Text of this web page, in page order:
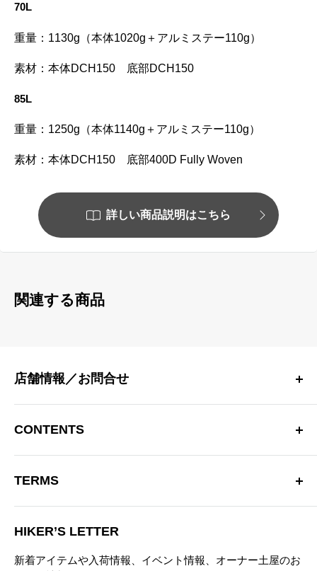
70L
重量： 1130g（本体1020g＋アルミステー110g）
素材： 本体DCH150 底部DCH150
85L
重量：1250g（本体1140g＋アルミステー110g）
素材： 本体DCH150 底部400D Fully Woven
詳しい商品説明はこちら
関連する商品
店舗情報／お問合せ
ョン2F
OPEN：12:00～20:00（火曜定休）
CONTENTS
商品一覧
ブランド
ブログ
HIKER’S LETTER
新着アイテムや入荷情報、イベント情報、オーナー土屋のお
TERMS
プライバシーポリシー